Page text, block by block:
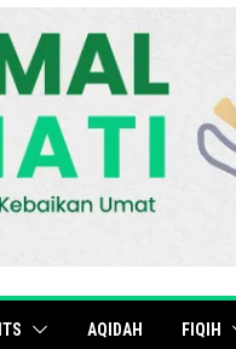
AQIDAH FIQIH